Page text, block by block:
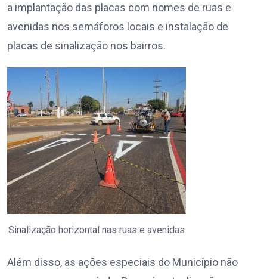
a implantação das placas com nomes de ruas e
avenidas nos semáforos locais e instalação de
placas de sinalização nos bairros.
Sinalização horizontal nas ruas e avenidas
Além disso, as ações especiais do Município não